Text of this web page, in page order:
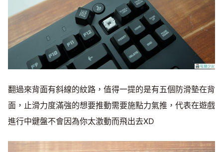
翻過來背面有斜線的紋路，值得一提的是有五個防滑墊在背
面，止滑力度滿強的想要推動需要施點力氣推，代表在遊戲
進行中鍵盤不會因為你太激動而飛出去XD